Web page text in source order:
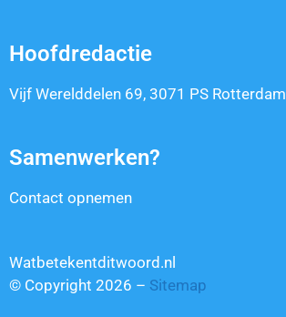
Hoofdredactie
Vijf Werelddelen 69, 3071 PS Rotterdam
Samenwerken?
Contact opnemen
Watbetekentditwoord.nl
© Copyright 2026 – Sitemap